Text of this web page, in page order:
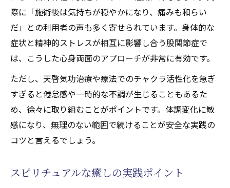
際に「施術後は気持ちが穏やかになり、痛みも和らい
だ」との利用者の声も多く寄せられています。身体的な
症状と精神的ストレスが相互に影響し合う股関節症で
は、こうした心身両面のアプローチが非常に有効です。
ただし、天啓気功治療や療法でのチャクラ活性化を急ぎ
すぎると倦怠感や一時的な不調が生じることもあるた
め、徐々に取り組むことがポイントです。体調変化に敏
感になり、無理のない範囲で続けることが安全な実践の
コツと言えるでしょう。
スピリチュアルな癒しの実践ポイント